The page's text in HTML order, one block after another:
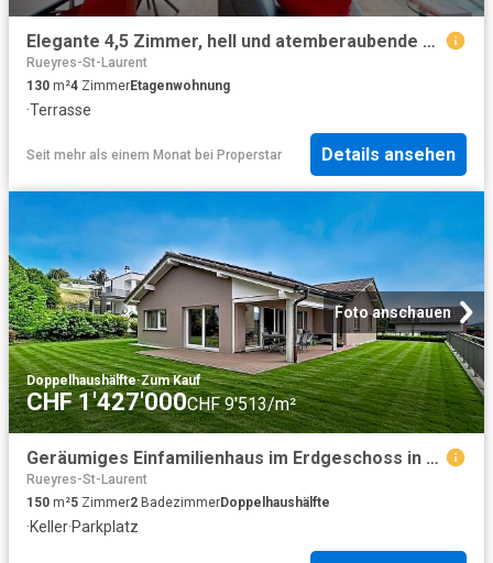
Elegante 4,5 Zimmer, hell und atemberaubende Ausblicke
Rueyres-St-Laurent
130 m²4 ZimmerEtagenwohnung
·Terrasse
Seit mehr als einem Monat bei Properstar Details ansehen
Foto anschauen
Doppelhaushälfte·Zum Kauf
CHF 1'427'000CHF 9'513/m²
Geräumiges Einfamilienhaus im Erdgeschoss in Cottens!
Rueyres-St-Laurent
150 m²5 Zimmer2 BadezimmerDoppelhaushälfte
·Keller·Parkplatz